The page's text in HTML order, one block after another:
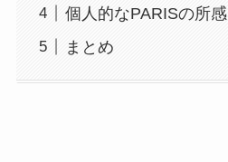
個人的なPARISの所感
まとめ